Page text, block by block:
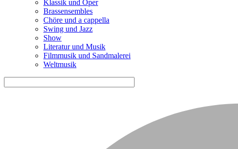
Klassik und Oper
Brassensembles
Chöre und a cappella
Swing und Jazz
Show
Literatur und Musik
Filmmusik und Sandmalerei
Weltmusik